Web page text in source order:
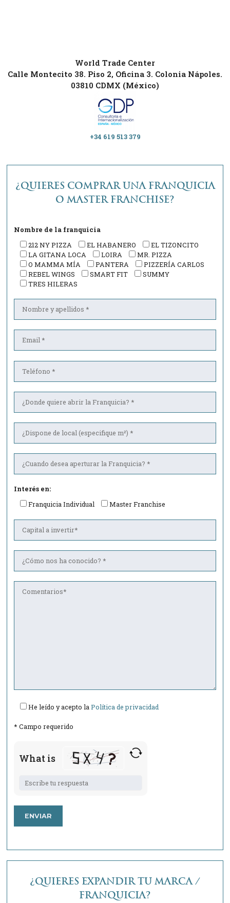
World Trade Center
Calle Montecito 38. Piso 2, Oficina 3. Colonia Nápoles.
03810 CDMX (México)
+34 619 513 379
¿QUIERES COMPRAR UNA FRANQUICIA
O MASTER FRANCHISE?
Nombre de la franquicia
212 NY PIZZA
EL HABANERO
EL TIZONCITO
LA GITANA LOCA
LOIRA
MR. PIZZA
O MAMMA MÍA
PANTERA
PIZZERÍA CARLOS
REBEL WINGS
SMART FIT
SUMMY
TRES HILERAS
Interés en:
Franquicia Individual
Master Franchise
He leído y acepto laPolítica de privacidad
* Campo requerido
What is
the
problem
shown
to
continue.
¿QUIERES EXPANDIR TU MARCA /
FRANQUICIA?